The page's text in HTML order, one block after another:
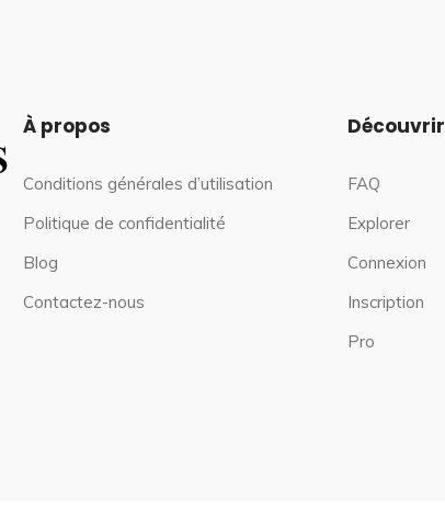
À propos
Conditions générales d’utilisation
Politique de confidentialité
Blog
Contactez-nous
Découvrir
FAQ
Explorer
Connexion
Inscription
Pro